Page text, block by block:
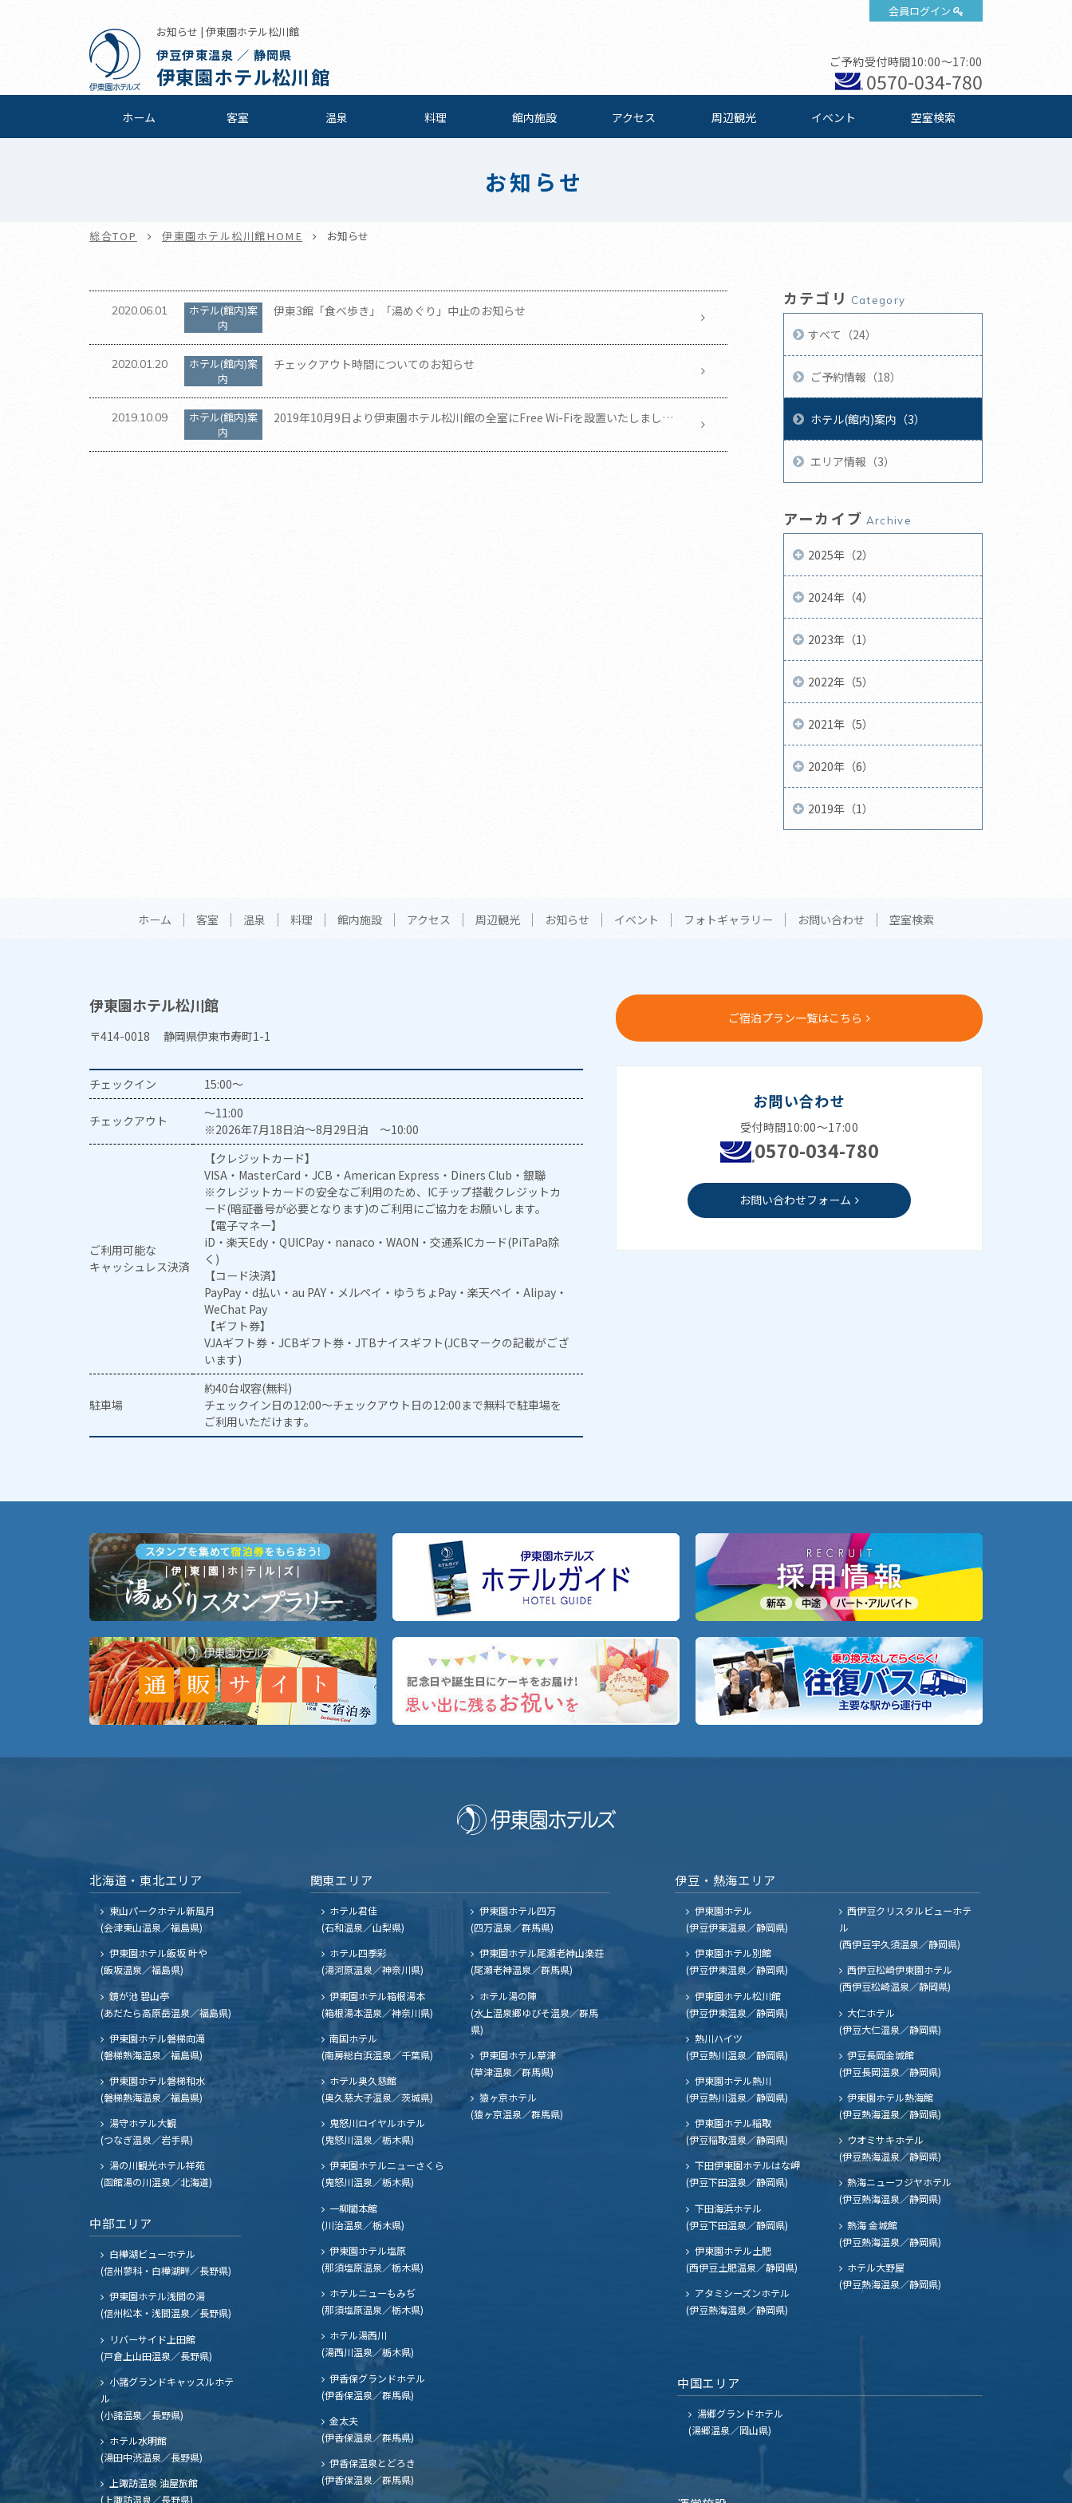
会員ログイン
お知らせ | 伊東園ホテル松川館
伊豆伊東温泉 ／ 静岡県
伊東園ホテル松川館
ご予約受付時間10:00～17:00
0570-034-780
ホーム 客室 温泉 料理 館内施設 アクセス 周辺観光 イベント 空室検索
お知らせ
総合TOP 伊東園ホテル松川館HOME お知らせ
2020.06.01
ホテル(館内)案
内
伊東3館「食べ歩き」「湯めぐり」中止のお知らせ
2020.01.20
ホテル(館内)案
内
チェックアウト時間についてのお知らせ
2019.10.09
ホテル(館内)案
内
2019年10月9日より伊東園ホテル松川館の全室にFree Wi-Fiを設置いたしまし
カテゴリ Category
すべて（24）
ご予約情報（18）
ホテル(館内)案内（3）
エリア情報（3）
アーカイブ Archive
2025年（2）
2024年（4）
2023年（1）
2022年（5）
2021年（5）
2020年（6）
2019年（1）
ホーム 客室 温泉 料理 館内施設 アクセス 周辺観光 お知らせ イベント フォトギャラリー お問い合わせ 空室検索
伊東園ホテル松川館
〒414-0018 静岡県伊東市寿町1-1
チェックイン 15:00～
チェックアウト
～11:00
※2026年7月18日泊～8月29日泊 ～10:00
ご利用可能な
キャッシュレス決済
【クレジットカード】
VISA・MasterCard・JCB・American Express・Diners Club・銀聯
※クレジットカードの安全なご利用のため、ICチップ搭載クレジットカ
ード(暗証番号が必要となります)のご利用にご協力をお願いします。
【電子マネー】
iD・楽天Edy・QUICPay・nanaco・WAON・交通系ICカード(PiTaPa除
く)
【コード決済】
PayPay・d払い・au PAY・メルペイ・ゆうちょPay・楽天ペイ・Alipay・
WeChat Pay
【ギフト券】
VJAギフト券・JCBギフト券・JTBナイスギフト(JCBマークの記載がござ
います)
駐車場
約40台収容(無料)
チェックイン日の12:00～チェックアウト日の12:00まで無料で駐車場を
ご利用いただけます。
ご宿泊プラン一覧はこちら
お問い合わせ
受付時間10:00～17:00
0570-034-780
お問い合わせフォーム
北海道・東北エリア
東山パークホテル新風月
(会津東山温泉／福島県)
伊東園ホテル飯坂 叶や
(飯坂温泉／福島県)
鏡が池 碧山亭
(あだたら高原岳温泉／福島県)
伊東園ホテル磐梯向滝
(磐梯熱海温泉／福島県)
伊東園ホテル磐梯和水
(磐梯熱海温泉／福島県)
湯守ホテル大観
(つなぎ温泉／岩手県)
湯の川観光ホテル祥苑
(函館湯の川温泉／北海道)
中部エリア
白樺湖ビューホテル
(信州蓼科・白樺湖畔／長野県)
伊東園ホテル浅間の湯
(信州松本・浅間温泉／長野県)
リバーサイド上田館
(戸倉上山田温泉／長野県)
小諸グランドキャッスルホテ
ル
(小諸温泉／長野県)
ホテル水明館
(湯田中渋温泉／長野県)
上諏訪温泉 油屋旅館
(上諏訪温泉／長野県)
関東エリア
ホテル君佳
(石和温泉／山梨県)
ホテル四季彩
(湯河原温泉／神奈川県)
伊東園ホテル箱根湯本
(箱根湯本温泉／神奈川県)
南国ホテル
(南房総白浜温泉／千葉県)
ホテル奥久慈館
(奥久慈大子温泉／茨城県)
鬼怒川ロイヤルホテル
(鬼怒川温泉／栃木県)
伊東園ホテルニューさくら
(鬼怒川温泉／栃木県)
一柳閣本館
(川治温泉／栃木県)
伊東園ホテル塩原
(那須塩原温泉／栃木県)
ホテルニューもみぢ
(那須塩原温泉／栃木県)
ホテル湯西川
(湯西川温泉／栃木県)
伊香保グランドホテル
(伊香保温泉／群馬県)
金太夫
(伊香保温泉／群馬県)
伊香保温泉とどろき
(伊香保温泉／群馬県)
伊東園ホテル四万
(四万温泉／群馬県)
伊東園ホテル尾瀬老神山楽荘
(尾瀬老神温泉／群馬県)
ホテル湯の陣
(水上温泉郷ゆびそ温泉／群馬
県)
伊東園ホテル草津
(草津温泉／群馬県)
猿ヶ京ホテル
(猿ヶ京温泉／群馬県)
伊豆・熱海エリア
伊東園ホテル
(伊豆伊東温泉／静岡県)
伊東園ホテル別館
(伊豆伊東温泉／静岡県)
伊東園ホテル松川館
(伊豆伊東温泉／静岡県)
熱川ハイツ
(伊豆熱川温泉／静岡県)
伊東園ホテル熱川
(伊豆熱川温泉／静岡県)
伊東園ホテル稲取
(伊豆稲取温泉／静岡県)
下田伊東園ホテルはな岬
(伊豆下田温泉／静岡県)
下田海浜ホテル
(伊豆下田温泉／静岡県)
伊東園ホテル土肥
(西伊豆土肥温泉／静岡県)
西伊豆クリスタルビューホテ
ル
(西伊豆宇久須温泉／静岡県)
西伊豆松崎伊東園ホテル
(西伊豆松崎温泉／静岡県)
大仁ホテル
(伊豆大仁温泉／静岡県)
伊豆長岡金城館
(伊豆長岡温泉／静岡県)
伊東園ホテル熱海館
(伊豆熱海温泉／静岡県)
ウオミサキホテル
(伊豆熱海温泉／静岡県)
熱海ニューフジヤホテル
(伊豆熱海温泉／静岡県)
熱海 金城館
(伊豆熱海温泉／静岡県)
ホテル大野屋
(伊豆熱海温泉／静岡県)
アタミシーズンホテル
(伊豆熱海温泉／静岡県)
中国エリア
湯郷グランドホテル
(湯郷温泉／岡山県)